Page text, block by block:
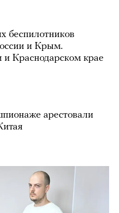
беспилотников
и Крым.
и Краснодарском крае
арестовали